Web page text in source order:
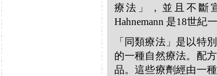
療法」，並且不斷
Hahnemann 是18世紀
「同類療法」是以特
的一種自然療法。配
品。這些療劑經由一